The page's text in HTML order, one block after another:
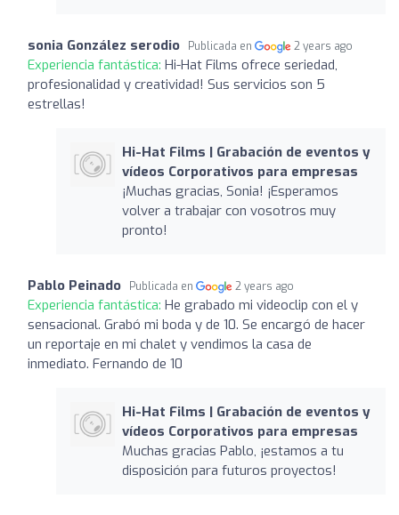
sonia González serodio Publicada en 2 years ago
Experiencia fantástica: Hi-Hat Films ofrece seriedad,
profesionalidad y creatividad! Sus servicios son 5
estrellas!
Hi-Hat Films | Grabación de eventos y
vídeos Corporativos para empresas
¡Muchas gracias, Sonia! ¡Esperamos
volver a trabajar con vosotros muy
pronto!
Pablo Peinado Publicada en 2 years ago
Experiencia fantástica: He grabado mi videoclip con el y
sensacional. Grabó mi boda y de 10. Se encargó de hacer
un reportaje en mi chalet y vendimos la casa de
inmediato. Fernando de 10
Hi-Hat Films | Grabación de eventos y
vídeos Corporativos para empresas
Muchas gracias Pablo, ¡estamos a tu
disposición para futuros proyectos!